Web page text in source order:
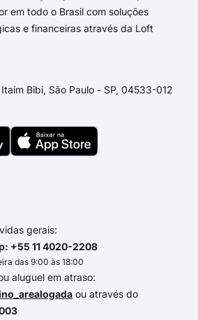
em todo o Brasil com soluções
e financeiras através da Loft
Bibi, São Paulo - SP, 04533-012
gerais:
+55 11 4020-2208
das 9:00 às 18:00
aluguel em atraso:
ou através do